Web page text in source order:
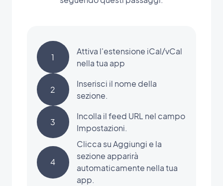
1
Attiva l'estensione iCal/vCal
nella tua app
2
Inserisci il nome della
sezione.
3
Incolla il feed URL nel campo
Impostazioni.
4
Clicca su Aggiungi e la
sezione apparirà
automaticamente nella tua
app.